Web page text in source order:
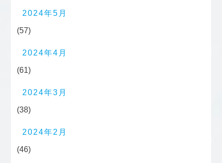
2024年5月
(57)
2024年4月
(61)
2024年3月
(38)
2024年2月
(46)